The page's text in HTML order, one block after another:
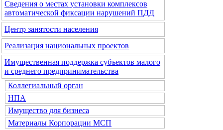
Сведения о местах установки комплексов
автоматической фиксации нарушений ПДД
Центр занятости населения
Реализация национальных проектов
Имущественная поддержка субъектов малого
и среднего предпринимательства
Коллегиальный орган
НПА
Имущество для бизнеса
Материалы Корпорации МСП